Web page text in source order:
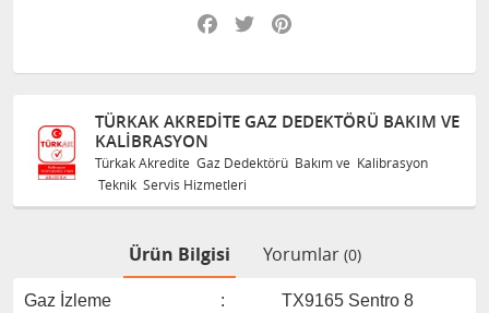
Facebook
Twitter
TÜRKAK AKREDITE GAZ DEDEKTÖRÜ BAKIM VE
KALIBRASYON
Türkak Akredite Gaz Dedektörü Bakım ve Kalibrasyon
Teknik Servis Hizmetleri
Ürün Bilgisi Yorumlar (0)
Gaz İzleme : TX9165 Sentro 8